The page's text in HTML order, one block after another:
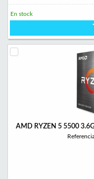
En stock
AMD RYZEN 5 5500